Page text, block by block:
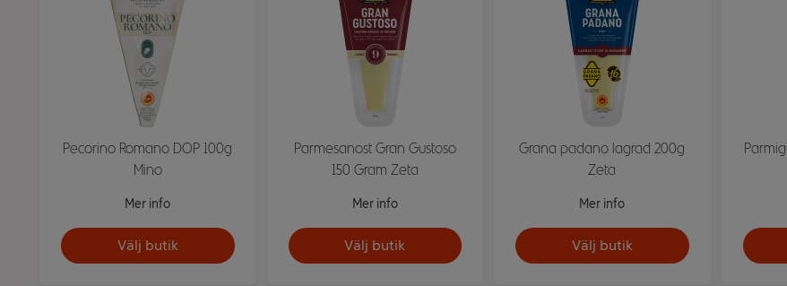
Pecorino Romano DOP 100g
Mino
Mer info
Välj butik
Parmesanost Gran Gustoso
150 Gram Zeta
Mer info
Välj butik
Grana padano lagrad 200g
Zeta
Mer info
Välj butik